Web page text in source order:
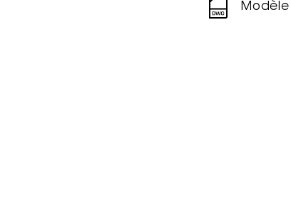
Modèle